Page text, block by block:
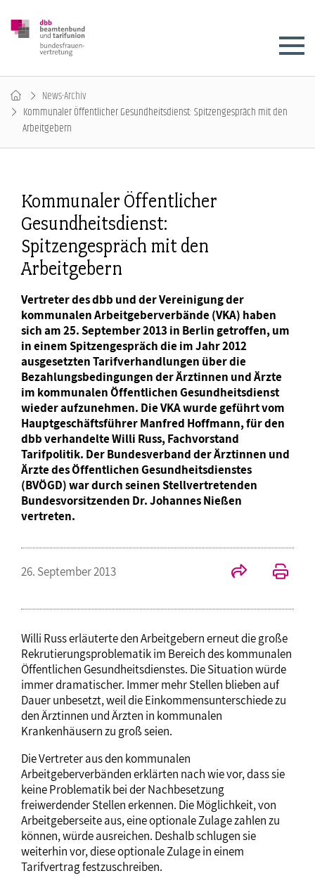
News-Archiv
Kommunaler Öffentlicher Gesundheitsdienst: Spitzengespräch mit den
Arbeitgebern
Kommunaler Öffentlicher
Gesundheitsdienst:
Spitzengespräch mit den
Arbeitgebern
Vertreter des dbb und der Vereinigung der
kommunalen Arbeitgeberverbände (VKA) haben
sich am 25. September 2013 in Berlin getroffen, um
in einem Spitzengespräch die im Jahr 2012
ausgesetzten Tarifverhandlungen über die
Bezahlungsbedingungen der Ärztinnen und Ärzte
im kommunalen Öffentlichen Gesundheitsdienst
wieder aufzunehmen. Die VKA wurde geführt vom
Hauptgeschäftsführer Manfred Hoffmann, für den
dbb verhandelte Willi Russ, Fachvorstand
Tarifpolitik. Der Bundesverband der Ärztinnen und
Ärzte des Öffentlichen Gesundheitsdienstes
(BVÖGD) war durch seinen Stellvertretenden
Bundesvorsitzenden Dr. Johannes Nießen
vertreten.
26. September 2013
Willi Russ erläuterte den Arbeitgebern erneut die große
Rekrutierungsproblematik im Bereich des kommunalen
Öffentlichen Gesundheitsdienstes. Die Situation würde
immer dramatischer. Immer mehr Stellen blieben auf
Dauer unbesetzt, weil die Einkommensunterschiede zu
den Ärztinnen und Ärzten in kommunalen
Krankenhäusern zu groß seien.
Die Vertreter aus den kommunalen
Arbeitgeberverbänden erklärten nach wie vor, dass sie
keine Problematik bei der Nachbesetzung
freiwerdender Stellen erkennen. Die Möglichkeit, von
Arbeitgeberseite aus, eine optionale Zulage zahlen zu
können, würde ausreichen. Deshalb schlugen sie
weiterhin vor, diese optionale Zulage in einem
Tarifvertrag festzuschreiben.